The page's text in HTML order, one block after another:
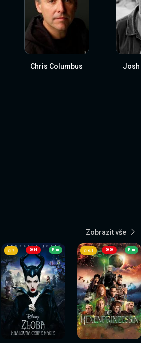
Chris Columbus Josh
Zobrazit vše
2014
Sledovat
nyní
7 Film
Sledovat
nyní
2020
Sledovat
nyní
6.1 Film
Sledovat
nyní